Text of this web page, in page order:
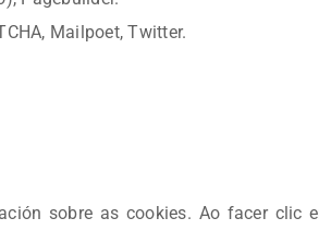
Mailpoet, Twitter.
sobre as cookies. Ao facer clic